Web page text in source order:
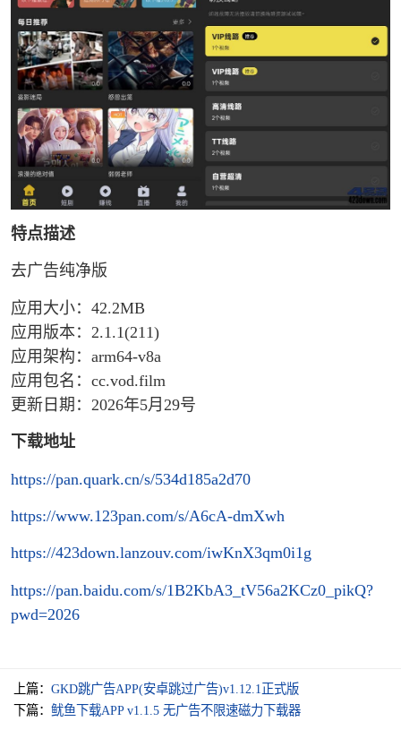
特点描述
去广告纯净版
应用大小：42.2MB
应用版本：2.1.1(211)
应用架构：arm64-v8a
应用包名：cc.vod.film
更新日期：2026年5月29号
下载地址
https://pan.quark.cn/s/534d185a2d70
https://www.123pan.com/s/A6cA-dmXwh
https://423down.lanzouv.com/iwKnX3qm0i1g
https://pan.baidu.com/s/1B2KbA3_tV56a2KCz0_pikQ?
pwd=2026
上篇： GKD跳广告APP(安卓跳过广告)v1.12.1正式版
下篇： ​鱿鱼下载APP v1.1.5 无广告不限速磁力下载器